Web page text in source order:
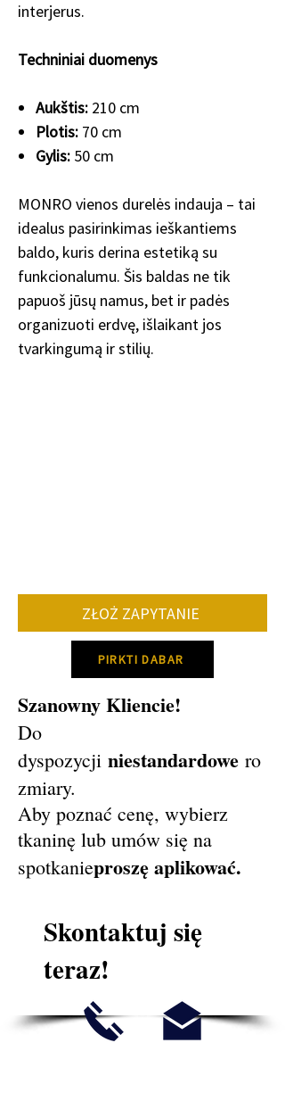
interjerus.
Techniniai duomenys
Aukštis: 210 cm
Plotis: 70 cm
Gylis: 50 cm
MONRO vienos durelės indauja – tai
idealus pasirinkimas ieškantiems
baldo, kuris derina estetiką su
funkcionalumu. Šis baldas ne tik
papuoš jūsų namus, bet ir padės
organizuoti erdvę, išlaikant jos
tvarkingumą ir stilių.
ZŁOŻ ZAPYTANIE
PIRKTI DABAR
Szanowny Kliencie!
Do
dyspozycji niestandardowe ro
zmiary.
Aby poznać cenę, wybierz
tkaninę lub umów się na
spotkanieproszę aplikować.
Skontaktuj się
teraz!